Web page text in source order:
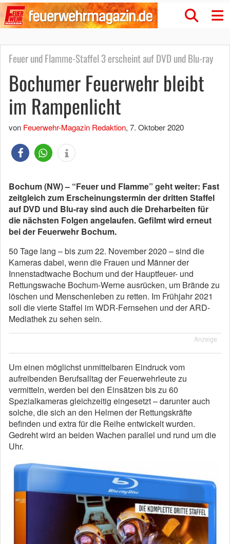
Feuer und Flamme-Staffel 3 erscheint auf DVD und Blu-ray
Bochumer Feuerwehr bleibt
im Rampenlicht
von Feuerwehr-Magazin Redaktion, 7. Oktober 2020
Bochum (NW) – “Feuer und Flamme” geht weiter: Fast
zeitgleich zum Erscheinungstermin der dritten Staffel
auf DVD und Blu-ray sind auch die Dreharbeiten für
die nächsten Folgen angelaufen. Gefilmt wird erneut
bei der Feuerwehr Bochum.
50 Tage lang – bis zum 22. November 2020 – sind die
Kameras dabei, wenn die Frauen und Männer der
Innenstadtwache Bochum und der Hauptfeuer- und
Rettungswache Bochum-Werne ausrücken, um Brände zu
löschen und Menschenleben zu retten. Im Frühjahr 2021
soll die vierte Staffel im WDR-Fernsehen und der ARD-
Mediathek zu sehen sein.
Anzeige
Um einen möglichst unmittelbaren Eindruck vom
aufreibenden Berufsalltag der Feuerwehrleute zu
vermitteln, werden bei den Einsätzen bis zu 60
Spezialkameras gleichzeitig eingesetzt – darunter auch
solche, die sich an den Helmen der Rettungskräfte
befinden und extra für die Reihe entwickelt wurden.
Gedreht wird an beiden Wachen parallel und rund um die
Uhr.